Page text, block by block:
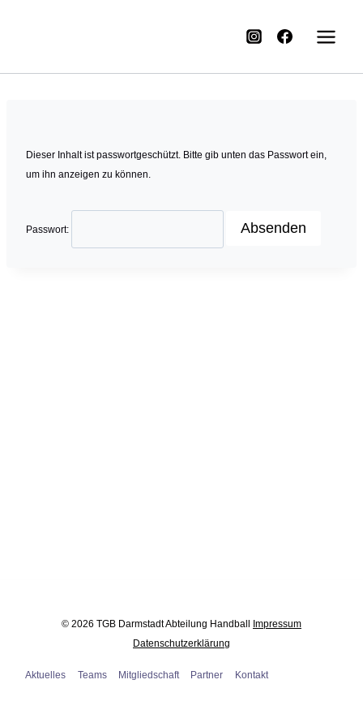
Dieser Inhalt ist passwortgeschützt. Bitte gib unten das Passwort ein,
um ihn anzeigen zu können.
Passwort:
© 2026 TGB Darmstadt Abteilung Handball Impressum
Datenschutzerklärung
Aktuelles Teams Mitgliedschaft Partner Kontakt